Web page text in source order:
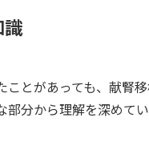
識
ことがあっても、献腎
分から理解を深めてい